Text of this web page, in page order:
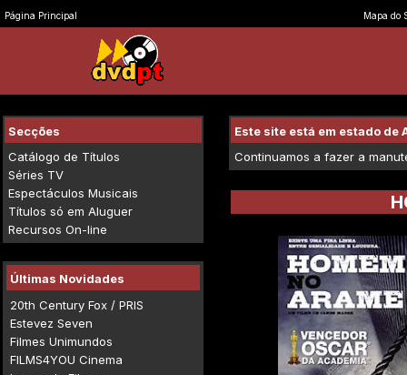
Página Principal Mapa do
Secções
Catálogo de Títulos
Séries TV
Espectáculos Musicais
Títulos só em Aluguer
Recursos On-line
Últimas Novidades
20th Century Fox / PRIS
Estevez Seven
Filmes Unimundos
FILMS4YOU Cinema
Este site está em estado de
Continuamos a fazer a